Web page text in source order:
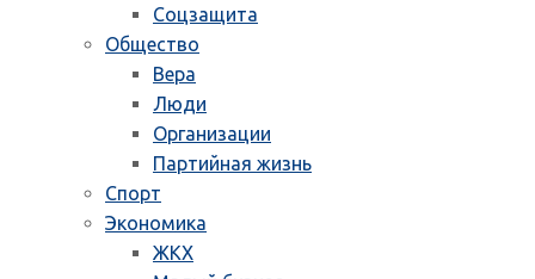
Соцзащита
Общество
Вера
Люди
Организации
Партийная жизнь
Спорт
Экономика
ЖКХ